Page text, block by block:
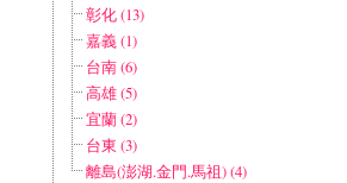
彰化 (13)
嘉義 (1)
台南 (6)
高雄 (5)
宜蘭 (2)
台東 (3)
離島(澎湖.金門.馬祖) (4)